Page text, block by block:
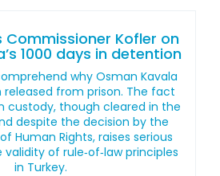
Commissioner Kofler on
1000 days in detention
why Osman Kavala
released from prison. The fact
custody, though cleared in the
despite the decision by the
Human Rights, raises serious
of rule‑of‑law principles
in Turkey.